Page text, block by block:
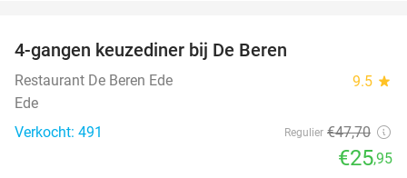
4-gangen keuzediner bij De Beren
Restaurant De Beren Ede 9.5 star
Ede
Verkocht: 491
Regulier €47,70
€25,95